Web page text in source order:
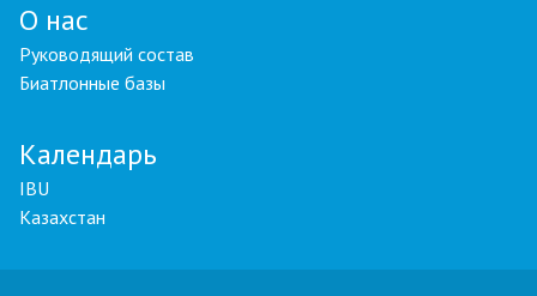
О нас
Руководящий состав
Биатлонные базы
Календарь
IBU
Казахстан